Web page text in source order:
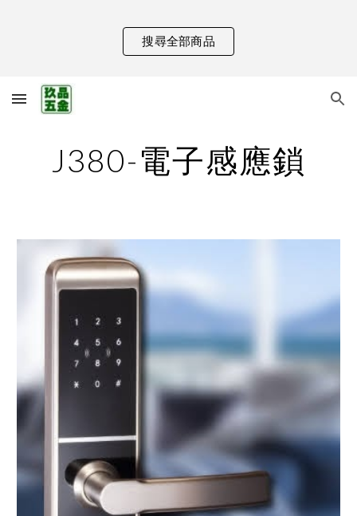
Skip to main content
搜尋全部商品
J380-電子感應鎖